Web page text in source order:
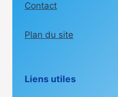
Contact
Plan du site
Liens utiles